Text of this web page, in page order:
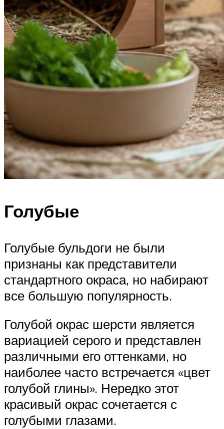
Голубые
Голубые бульдоги не были
признаны как представители
стандартного окраса, но набирают
все большую популярность.
Голубой окрас шерсти является
вариацией серого и представлен
различными его оттенками, но
наиболее часто встречается «цвет
голубой глины». Нередко этот
красивый окрас сочетается с
голубыми глазами.